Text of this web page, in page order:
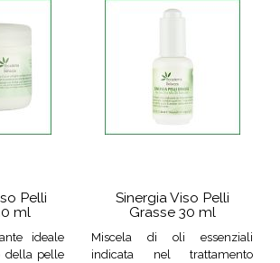
Pelli
ml
ideale
della pelle
Sinergia Viso Pelli
Grasse 30 ml
Miscela di oli essenziali
indicata nel trattamento